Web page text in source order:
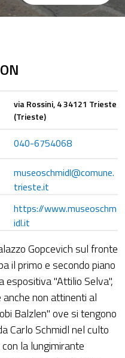
via Rossini, 4 34121 Trieste
(Trieste)
040-6754068
museoschmidl@comune.
trieste.it
https://www.museoschm
idl.it
Gopcevich sul fronte
il primo e secondo piano
espositiva "Attilio Selva",
non attinenti al
Balzlen" ove si tengono
Carlo Schmidl nel culto
la lungimirante